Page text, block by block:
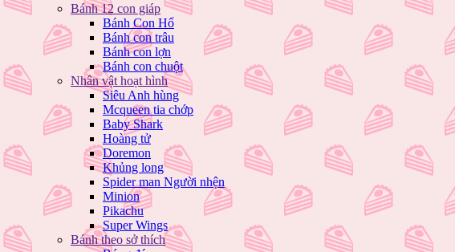
Bánh 12 con giáp
Bánh Con Hổ
Bánh con trâu
Bánh con lợn
Bánh con chuột
Nhân vật hoạt hình
Siêu Anh hùng
Mcqueen tia chớp
Baby Shark
Hoàng tử
Doremon
Khủng long
Spider man Người nhện
Minion
Pikachu
Super Wings
Bánh theo sở thích